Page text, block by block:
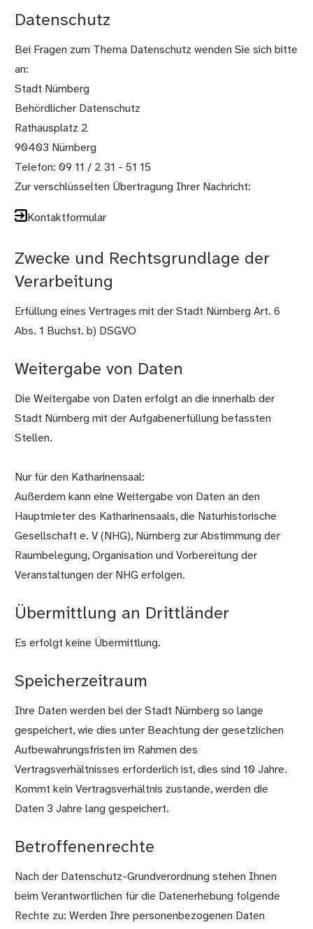
Datenschutz
Bei Fragen zum Thema Datenschutz wenden Sie sich bitte
an:
Stadt Nürnberg
Behördlicher Datenschutz
Rathausplatz 2
90403 Nürnberg
Telefon: 09 11 / 2 31 - 51 15
Zur verschlüsselten Übertragung Ihrer Nachricht:
Kontaktformular
Zwecke und Rechtsgrundlage der
Verarbeitung
Erfüllung eines Vertrages mit der Stadt Nürnberg Art. 6
Abs. 1 Buchst. b) DSGVO
Weitergabe von Daten
Die Weitergabe von Daten erfolgt an die innerhalb der
Stadt Nürnberg mit der Aufgabenerfüllung befassten
Stellen.
Nur für den Katharinensaal:
Außerdem kann eine Weitergabe von Daten an den
Hauptmieter des Katharinensaals, die Naturhistorische
Gesellschaft e. V (NHG), Nürnberg zur Abstimmung der
Raumbelegung, Organisation und Vorbereitung der
Veranstaltungen der NHG erfolgen.
Übermittlung an Drittländer
Es erfolgt keine Übermittlung.
Speicherzeitraum
Ihre Daten werden bei der Stadt Nürnberg so lange
gespeichert, wie dies unter Beachtung der gesetzlichen
Aufbewahrungsfristen im Rahmen des
Vertragsverhältnisses erforderlich ist, dies sind 10 Jahre.
Kommt kein Vertragsverhältnis zustande, werden die
Daten 3 Jahre lang gespeichert.
Betroffenenrechte
Nach der Datenschutz-Grundverordnung stehen Ihnen
beim Verantwortlichen für die Datenerhebung folgende
Rechte zu: Werden Ihre personenbezogenen Daten